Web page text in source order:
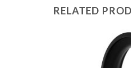
RELATED